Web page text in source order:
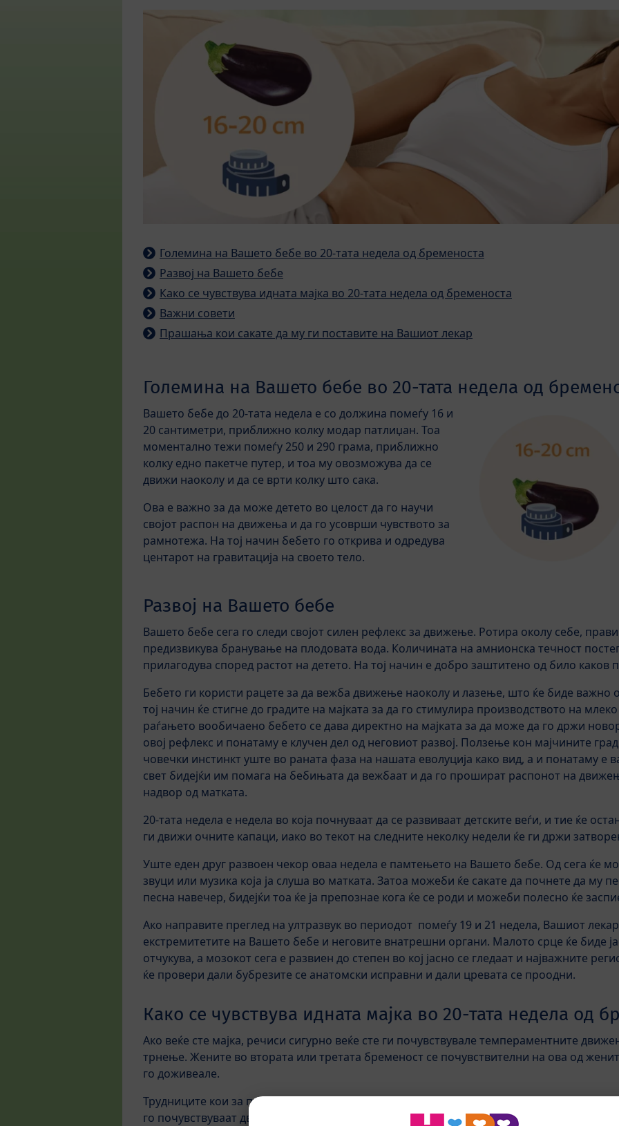
Големина на Вашето бебе во 20-тата недела од бременоста
Развој на Вашето бебе
Како се чувствува идната мајка во 20-тата недела од бременоста
Важни совети
Прашања кои сакате да му ги поставите на Вашиот лекар
Големина на Вашето бебе во 20-тата недела од
Вашето бебе до 20-тата недела е со должина помеѓу 16 и
20 сантиметри, приближно колку модар патлиџан. Тоа
моментално тежи помеѓу 250 и 290 грама, приближно
колку едно пакетче путер, и тоа му овозможува да се
движи наоколу и да се врти колку што сака.
Ова е важно за да може детето во целост да го научи
својот распон на движења и да го усоврши чувството за
рамнотежа. На тој начин бебето го открива и одредува
центарот на гравитација на своето тело.
Развој на Вашето бебе
Вашето бебе сега го следи својот силен рефлекс за движење. Ротира околу себе,
предизвикува бранување на плодовата вода. Количината на амнионска течност
прилагодува според растот на детето. На тој начин е добро заштитено од било каков
Бебето ги користи рацете за да вежба движење наоколу и лазење, што ќе биде важно
тој начин ќе стигне до градите на мајката за да го стимулира производството на
раѓањето вообичаено бебето се дава директно на мајката за да може да го држи
овој рефлекс и понатаму е клучен дел од неговиот развој. Ползење кон мајчините
човечки инстинкт уште во раната фаза на нашата еволуција како вид, а и понатаму
свет бидејќи им помага на бебињата да вежбаат и да го прошират распонот на
надвор од матката.
20-тата недела е недела во која почнуваат да се развиваат детските веѓи, и тие ќе
ги движи очните капаци, иако во текот на следните неколку недели ќе ги држи
Уште еден друг развоен чекор оваа недела е памтењето на Вашето бебе. Од сега ќе
звуци или музика која ја слуша во матката. Затоа можеби ќе сакате да почнете да му
песна навечер, бидејќи тоа ќе ја препознае кога ќе се роди и можеби полесно ќе
Ако направите преглед на ултразвук во периодот помеѓу 19 и 21 недела, Вашиот
екстремитетите на Вашето бебе и неговите внатрешни органи. Малото срце ќе биде
отчукува, а мозокот сега е развиен до степен во кој јасно се гледаат и најважните
ќе провери дали бубрезите се анатомски исправни и дали цревата се проодни.
Како се чувствува идната мајка во 20-тата недела од
Ако веќе сте мајка, речиси сигурно веќе сте ги почувствувале темпераментните
трнење. Жените во втората или третата бременост се почувствителни на ова од
го доживеале.
Трудниците кои за прв пат ќе станат мајки, сигурно ќе бидат малку нестрпливи и ќе се
го почувствуваат движењето на своето бебе. Всушност, тоа веќе се има случено но